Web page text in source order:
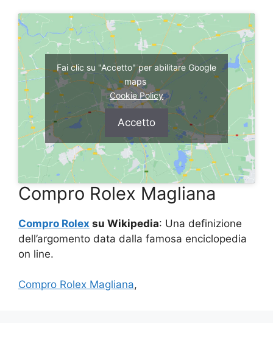
Fai clic su "Accetto" per abilitare Google
maps
Cookie Policy
Accetto
Compro Rolex Magliana
Compro Rolex su Wikipedia: Una definizione
dell’argomento data dalla famosa enciclopedia
on line.
Compro Rolex Magliana,